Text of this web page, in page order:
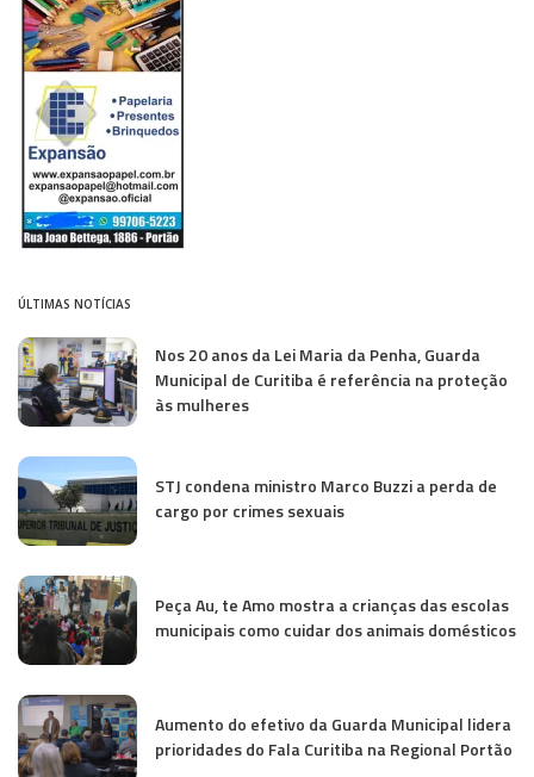
ÚLTIMAS NOTÍCIAS
Nos 20 anos da Lei Maria da Penha, Guarda
Municipal de Curitiba é referência na proteção
às mulheres
STJ condena ministro Marco Buzzi a perda de
cargo por crimes sexuais
Peça Au, te Amo mostra a crianças das escolas
municipais como cuidar dos animais domésticos
Aumento do efetivo da Guarda Municipal lidera
prioridades do Fala Curitiba na Regional Portão